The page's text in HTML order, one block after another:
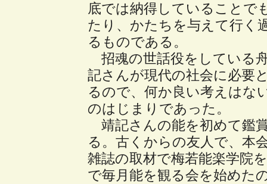
底では納得していることで
たり、かたちを与えて行く
るものである。
招魂の世話役をしている
記さんが現代の社会に必要
るので、何か良い考えはな
のはじまりであった。
靖記さんの能を初めて鑑
る。古くからの友人で、本
雑誌の取材で梅若能楽学院
で毎月能を観る会を始めた